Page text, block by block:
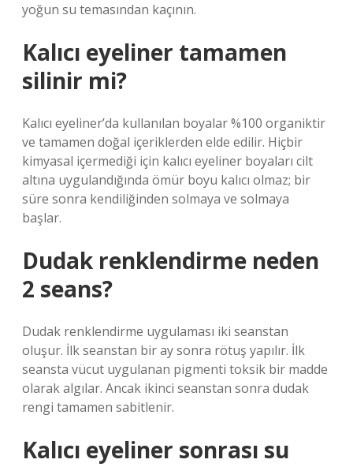
yoğun su temasından kaçının.
Kalıcı eyeliner tamamen
silinir mi?
Kalıcı eyeliner’da kullanılan boyalar %100 organiktir
ve tamamen doğal içeriklerden elde edilir. Hiçbir
kimyasal içermediği için kalıcı eyeliner boyaları cilt
altına uygulandığında ömür boyu kalıcı olmaz; bir
süre sonra kendiliğinden solmaya ve solmaya
başlar.
Dudak renklendirme neden
2 seans?
Dudak renklendirme uygulaması iki seanstan
oluşur. İlk seanstan bir ay sonra rötuş yapılır. İlk
seansta vücut uygulanan pigmenti toksik bir madde
olarak algılar. Ancak ikinci seanstan sonra dudak
rengi tamamen sabitlenir.
Kalıcı eyeliner sonrası su